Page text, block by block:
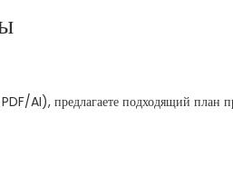
AI), предлагаете подходящий план